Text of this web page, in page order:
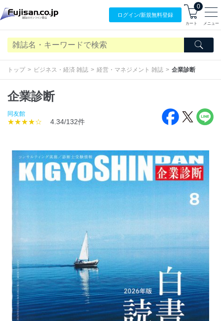
ログイン/新規無料登録
0
カート メニュー
トップ ビジネス・経済 雑誌 経営・マネジメント 雑誌 企業診断
企業診断
同友館
★★★★☆ 4.34/132件